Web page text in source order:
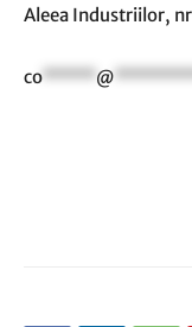
Aleea Industriilor,
co*****@